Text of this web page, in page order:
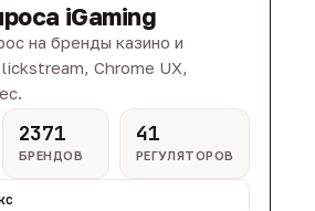
iGaming
на бренды казино и
Chrome UX,
2371
БРЕНДОВ
41
РЕГУЛЯТОРОВ